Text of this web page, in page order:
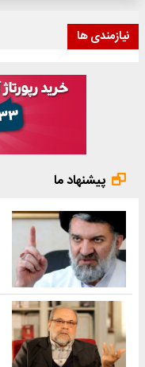
نیازمندی ها
پیشنهاد ما